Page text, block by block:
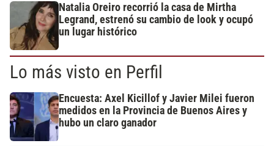
Natalia Oreiro recorrió la casa de Mirtha
Legrand, estrenó su cambio de look y ocupó
un lugar histórico
Lo más visto en Perfil
Encuesta: Axel Kicillof y Javier Milei fueron
medidos en la Provincia de Buenos Aires y
hubo un claro ganador